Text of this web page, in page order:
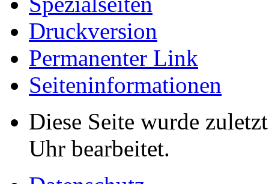
Druckversion
Permanenter Link
Seiten­informationen
Diese Seite wurde
Uhr bearbeitet.